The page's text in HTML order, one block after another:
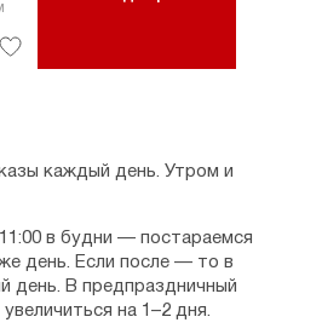
каждый день. Утром и
в будни — постараемся
день. Если после — то в
день. В предпраздничный
на 1–2 дня.